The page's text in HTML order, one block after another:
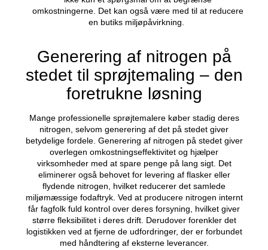
rent. En renhed på 95 % er tilstrækkelig til at få
gjort. Der er dog nogle andre krav, der
Pålidelighed
: Da N2 spiller en så vigtig
sprøjtemaling, skal der altid være en pålidelig
af nitrogen til rådighed.
Kompakt og støjsvag :
bruges til sprøjtemaling, installeres ofte
brugsstedet. Når folk arbejder tæt på, er en
støjsvag generator et must.
Omkostningsbesparelser: Sprøjtemaling
meget nitrogen. Derfor er evnen til at
effektivt nøglen til at reducere
Bæredygtighed: Atholde øje med